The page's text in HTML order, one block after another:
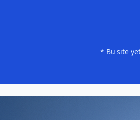
* Bu site